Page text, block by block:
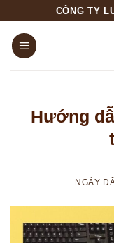
content
CÔNG TY
Hướng
NGÀY